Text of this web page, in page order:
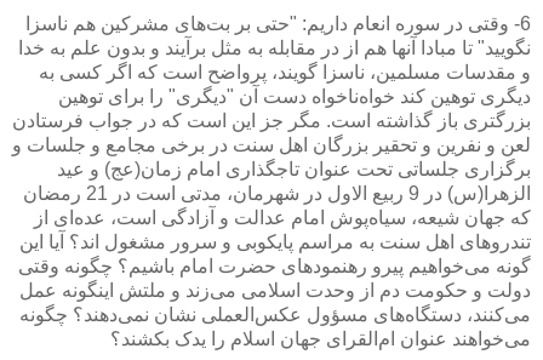
6- وقتی در سوره انعام داریم: "حتی بر بت‌های مشرکین هم ناسزا
نگویید" تا مبادا آنها هم از در مقابله به مثل برآیند و بدون علم به خدا
و مقدسات مسلمین، ناسزا گویند، پرواضح است که اگر کسی به
دیگری توهین کند خواه‌ناخواه دست آن "دیگری" را برای توهین
بزرگتری باز گذاشته است. مگر جز این است که در جواب فرستادن
لعن و نفرین و تحقیر بزرگان اهل سنت در برخی مجامع و جلسات و
برگزاری جلساتی تحت عنوان تاجگذاری امام زمان(عج) و عید
الزهرا(س) در 9 ربیع الاول در شهرمان، مدتی است در 21 رمضان
که جهان شیعه، سیاه‌پوش امام عدالت و آزادگی است، عده‌ای از
تندروهای اهل سنت به مراسم پایکوبی و سرور مشغول اند؟ آیا این
گونه می‌خواهیم پیرو رهنمودهای حضرت امام باشیم؟ چگونه وقتی
دولت و حکومت دم از وحدت اسلامی می‌زند و ملتش اینگونه عمل
می‌کنند، دستگاه‌های مسؤول عکس‌العملی نشان نمی‌دهند؟ چگونه
می‌خواهند عنوان ام‌القرای جهان اسلام را یدک بکشند؟